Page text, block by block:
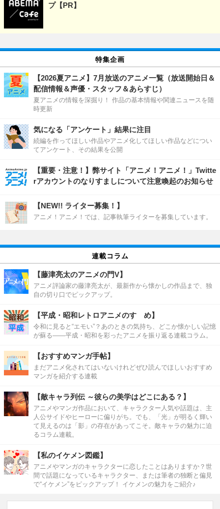
プ【PR】
特集企画
【2026夏アニメ】7月放送のアニメ一覧（放送開始日＆
配信情報＆声優・スタッフ＆あらすじ）
夏アニメの情報を深掘り！ 作品の基本情報や関連ニュースを随
時更新
気になる「アンケート」結果に注目
続編を作ってほしい作品やアニメ化してほしい作品などについ
てアンケート、その結果を公開
【重要・注意！】弊サイト「アニメ！アニメ！」Twitte
rアカウントのなりすましについて注意喚起のお知らせ
【NEW!! ライター募集！】
アニメ！アニメ！では、記事執筆ライターを募集しています。
連載コラム
【藤津亮太のアニメの門V】
アニメ評論家の藤津亮太が、最新作から懐かしの作品まで、独
自の切り口でピックアップ。
【平成・昭和レトロアニメのすゝめ】
令和に見ると“エモい”？あのときの気持ち、どこか懐かしい記憶
が蘇る――平成・昭和を彩ったアニメを振り返る連載コラム。
【おすすめマンガ手帖】
まだアニメ化されてはいないけれどぜひ読んでほしいおすすめ
マンガを紹介する連載
【敵キャラ列伝 ～彼らの美学はどこにある？】
アニメやマンガ作品において、キャラクター人気や話題は、主
人公サイドやヒーローに偏りがち。でも、「光」が明るく輝い
て見えるのは「影」の存在があってこそ。敵キャラの魅力に迫
るコラム連載。
【私のイケメン図鑑】
アニメやマンガのキャラクターに恋したことはありますか？世
間で話題になっているキャラクター、または筆者の独断と偏見
で“イケメン”をピックアップ！ イケメンの魅力をご紹介♪